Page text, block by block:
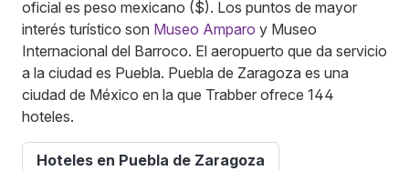
oficial es peso mexicano ($). Los puntos de mayor
interés turístico son Museo Amparo y Museo
Internacional del Barroco. El aeropuerto que da servicio
a la ciudad es Puebla. Puebla de Zaragoza es una
ciudad de México en la que Trabber ofrece 144
hoteles.
Hoteles en Puebla de Zaragoza